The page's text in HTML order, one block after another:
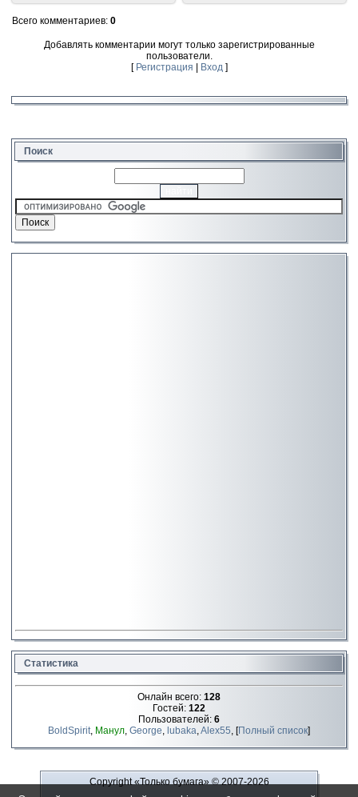
Всего комментариев: 0
Добавлять комментарии могут только зарегистрированные
пользователи.
[ Регистрация Вход]
Поиск
Статистика
Онлайн всего: 128
Гостей: 122
Пользователей: 6
BoldSpirit, Манул, George, lubaka,Alex55, [Полный список]
Copyright «Только бумага»© 2007-2026